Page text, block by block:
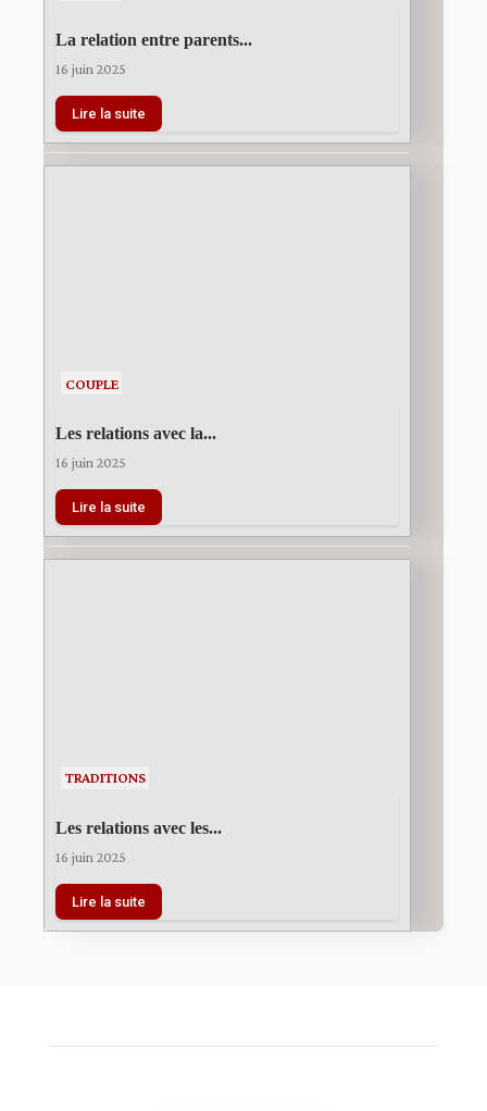
La relation entre parents...
16 juin 2025
Lire la suite
COUPLE
Les relations avec la...
16 juin 2025
Lire la suite
TRADITIONS
Les relations avec les...
16 juin 2025
Lire la suite